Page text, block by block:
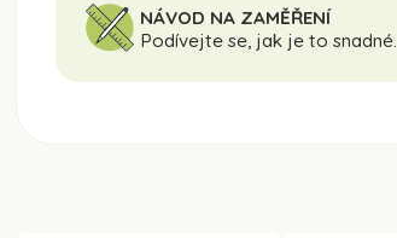
NÁVOD NA ZAMĚŘENÍ
Podívejte se, jak je to snadné.